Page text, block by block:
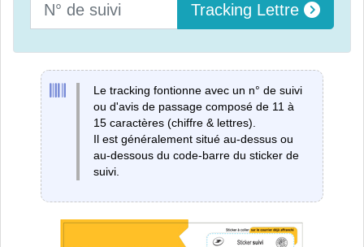
Tracking Lettre
Le tracking fontionne avec un n° de suivi
ou d'avis de passage composé de 11 à
15 caractères (chiffre & lettres).
Il est généralement situé au-dessus ou
au-dessous du code-barre du sticker de
suivi.